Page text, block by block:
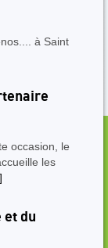
à Saint
occasion, le
les
et du